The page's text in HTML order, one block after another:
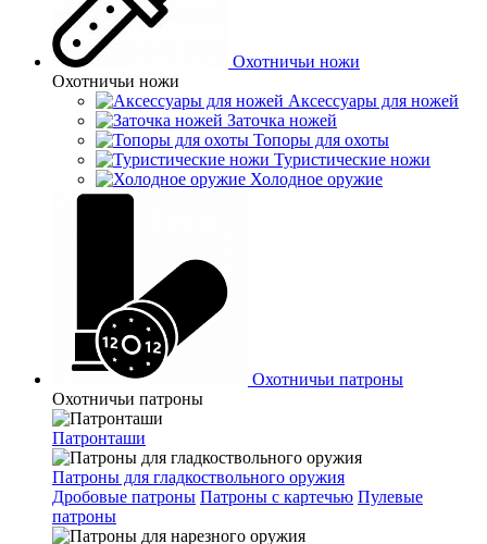
Охотничьи ножи
Охотничьи ножи
Аксессуары для ножей
Заточка ножей
Топоры для охоты
Туристические ножи
Холодное оружие
Охотничьи патроны
Охотничьи патроны
Патронташи
Патроны для гладкоствольного оружия
Дробовые патроны Патроны с картечью Пулевые
патроны